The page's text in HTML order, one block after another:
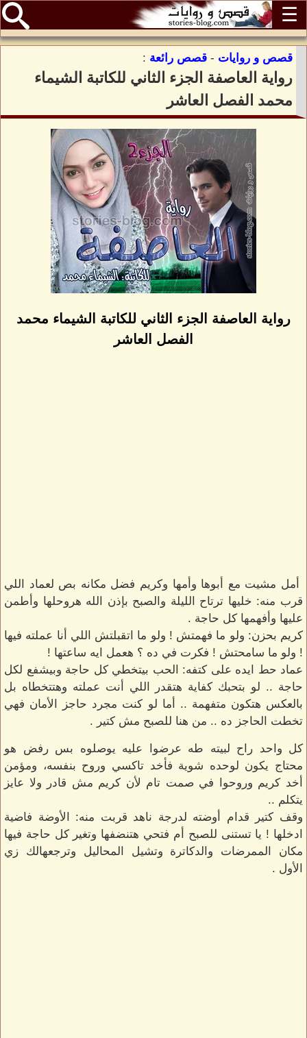
☰
قصص و روايات - قصص رائعة :
رواية العاصفة الجزء الثاني للكاتبة الشيماء
محمد الفصل العاشر
رواية العاصفة الجزء الثاني للكاتبة الشيماء محمد
الفصل العاشر
أمل مشيت مع أبوها وأمها وكريم فضل مكانه بص لعماد اللي
قرب منه: خليها ترتاح الليلة والصبح بإذن الله هروحلها وأطمن
عليها وأفهمها كل حاجة .
كريم بحزن: ولو ما فهمتش ! ولو ما اتقبلتش اللي أنا عملته فيها
! ولو ما سامحتش ! فكرت في ده ؟ هعمل ايه ساعتها !
عماد حط ايده على كتفه: الحب بيتخطي كل حاجة وبيشفع لكل
حاجة .. لو بتحبك كفاية هتقدر اللي أنت عملته وهتتخطاه بل
بالعكس هتكون متفهمة .. أما لو كنت مجرد حاجز الأمان فهي
تخطت الحاجز ده .. من هنا للصبح مش كتير .
كل واحد راح لبيته طه عرضوا عليه يوصلوه بس رفض هو
محتاج يكون لوحده شوية فأخد تاكسي وروح بنفسه، ومؤمن
أخد كريم وروحوا في صمت تام لأن كريم مش قادر ولا عايز
يتكلم ..
وقف كتير قدام أوضته لدرجة ناهد قربت منه: الأوضة فاضية
ادخلها ! يا تستنى للصبح أم فتحي هتنضفها وتغير كل حاجة فيها
مكان الممرضات والدكاترة وتشيل المحاليل وترجعهالك زي
الأول .